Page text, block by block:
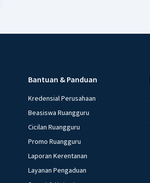
Bantuan & Panduan
Kredensial Perusahaan
Beasiswa Ruangguru
Cicilan Ruangguru
Promo Ruangguru
Laporan Kerentanan
Layanan Pengaduan